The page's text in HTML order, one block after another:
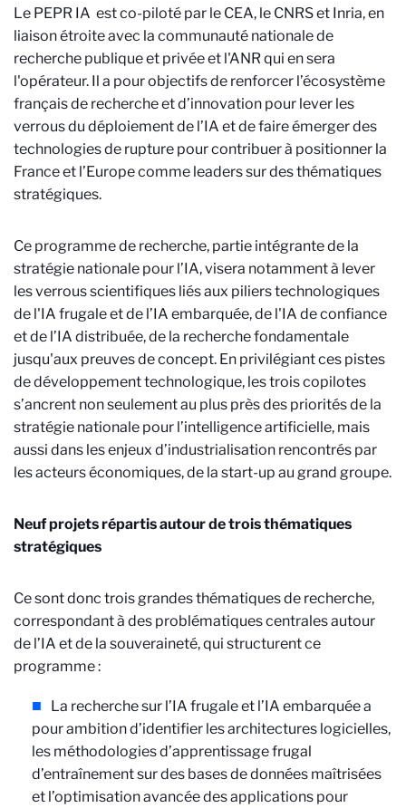
Le PEPR IA est co-piloté par le CEA, le CNRS et Inria, en
liaison étroite avec la communauté nationale de
recherche publique et privée et l'ANR qui en sera
l'opérateur. Il a pour objectifs de renforcer l’écosystème
français de recherche et d’innovation pour lever les
verrous du déploiement de l’IA et de faire émerger des
technologies de rupture pour contribuer à positionner la
France et l’Europe comme leaders sur des thématiques
stratégiques.
Ce programme de recherche, partie intégrante de la
stratégie nationale pour l’IA, visera notamment à lever
les verrous scientifiques liés aux piliers technologiques
de l'IA frugale et de l’IA embarquée, de l'IA de confiance
et de l’IA distribuée, de la recherche fondamentale
jusqu'aux preuves de concept. En privilégiant ces pistes
de développement technologique, les trois copilotes
s’ancrent non seulement au plus près des priorités de la
stratégie nationale pour l’intelligence artificielle, mais
aussi dans les enjeux d’industrialisation rencontrés par
les acteurs économiques, de la start-up au grand groupe.
Neuf projets répartis autour de trois thématiques
stratégiques
Ce sont donc trois grandes thématiques de recherche,
correspondant à des problématiques centrales autour
de l’IA et de la souveraineté, qui structurent ce
programme :
La recherche sur l’IA frugale et l’IA embarquée a
pour ambition d’identifier les architectures logicielles,
les méthodologies d’apprentissage frugal
d’entraînement sur des bases de données maîtrisées
et l’optimisation avancée des applications pour